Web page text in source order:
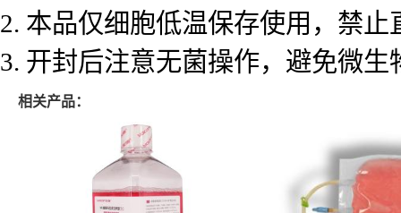
2. 本品仅细胞低温保存使用，禁止
3. 开封后注意无菌操作，避免微生
相关产品：